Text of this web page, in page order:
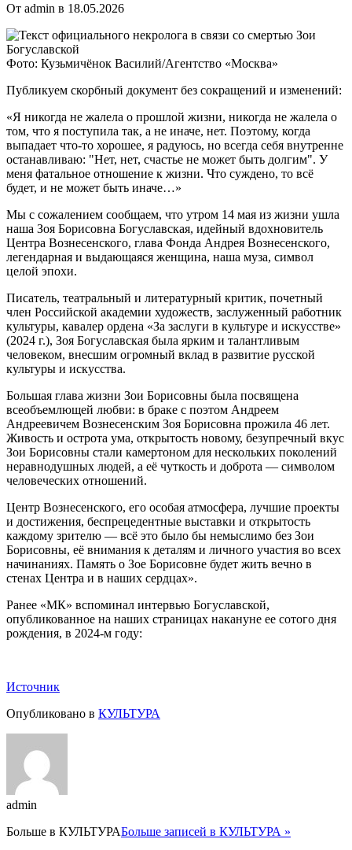
От admin в 18.05.2026
Фото: Кузьмичёнок Василий/Агентство «Москва»
Публикуем скорбный документ без сокращений и изменений:
«Я никогда не жалела о прошлой жизни, никогда не жалела о
том, что я поступила так, а не иначе, нет. Поэтому, когда
выпадает что-то хорошее, я радуюсь, но всегда себя внутренне
останавливаю: "Нет, нет, счастье не может быть долгим". У
меня фатальное отношение к жизни. Что суждено, то всё
будет, и не может быть иначе…»
Мы с сожалением сообщаем, что утром 14 мая из жизни ушла
наша Зоя Борисовна Богуславская, идейный вдохновитель
Центра Вознесенского, глава Фонда Андрея Вознесенского,
легендарная и выдающаяся женщина, наша муза, символ
целой эпохи.
Писатель, театральный и литературный критик, почетный
член Российской академии художеств, заслуженный работник
культуры, кавалер ордена «За заслуги в культуре и искусстве»
(2024 г.), Зоя Богуславская была ярким и талантливым
человеком, внесшим огромный вклад в развитие русской
культуры и искусства.
Большая глава жизни Зои Борисовны была посвящена
всеобъемлющей любви: в браке с поэтом Андреем
Андреевичем Вознесенским Зоя Борисовна прожила 46 лет.
Живость и острота ума, открытость новому, безупречный вкус
Зои Борисовны стали камертоном для нескольких поколений
неравнодушных людей, а её чуткость и доброта — символом
человеческих отношений.
Центр Вознесенского, его особая атмосфера, лучшие проекты
и достижения, беспрецедентные выставки и открытость
каждому зрителю — всё это было бы немыслимо без Зои
Борисовны, её внимания к деталям и личного участия во всех
начинаниях. Память о Зое Борисовне будет жить вечно в
стенах Центра и в наших сердцах».
Ранее «МК» вспоминал интервью Богуславской,
опубликованное на наших страницах накануне ее сотого дня
рождения, в 2024-м году:
Источник
Опубликовано в КУЛЬТУРА
admin
Больше в КУЛЬТУРАБольше записей в КУЛЬТУРА »